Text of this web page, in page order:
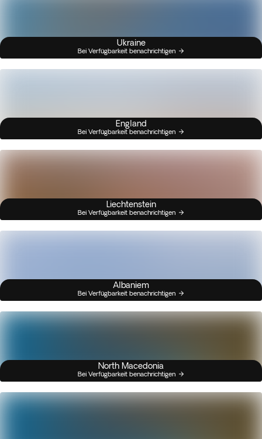
Ukraine
Bei Verfügbarkeit benachrichtigen
England
Bei Verfügbarkeit benachrichtigen
Liechtenstein
Bei Verfügbarkeit benachrichtigen
Albaniem
Bei Verfügbarkeit benachrichtigen
North Macedonia
Bei Verfügbarkeit benachrichtigen